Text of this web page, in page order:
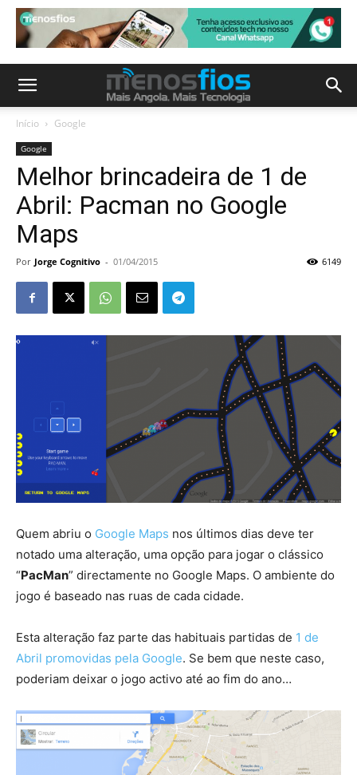
Início Google
Google
Melhor brincadeira de 1 de
Abril: Pacman no Google
Maps
Por Jorge Cognitivo - 01/04/2015 6149
Quem abriu o Google Maps nos últimos dias deve ter
notado uma alteração, uma opção para jogar o clássico
“PacMan” directamente no Google Maps. O ambiente do
jogo é baseado nas ruas de cada cidade.
Esta alteração faz parte das habituais partidas de 1 de
Abril promovidas pela Google. Se bem que neste caso,
poderiam deixar o jogo activo até ao fim do ano…